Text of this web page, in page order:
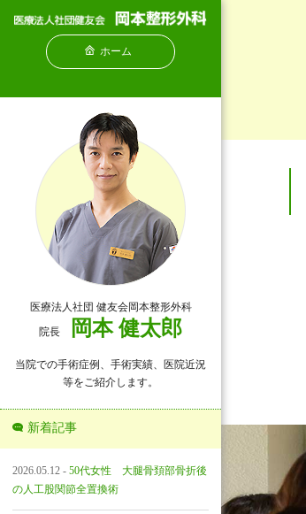
ホーム
医療法人社団 健友会岡本整形外科
院長
岡本 健太郎
当院での手術症例、手術実績、医院近況
等をご紹介します。
新着記事
2026.05.12 -50代女性 大腿骨頚部骨折後
の人工股関節全置換術